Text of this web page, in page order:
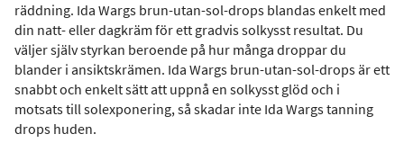
räddning. Ida Wargs brun-utan-sol-drops blandas enkelt med
din natt- eller dagkräm för ett gradvis solkysst resultat. Du
väljer själv styrkan beroende på hur många droppar du
blander i ansiktskrämen. Ida Wargs brun-utan-sol-drops är ett
snabbt och enkelt sätt att uppnå en solkysst glöd och i
motsats till solexponering, så skadar inte Ida Wargs tanning
drops huden.